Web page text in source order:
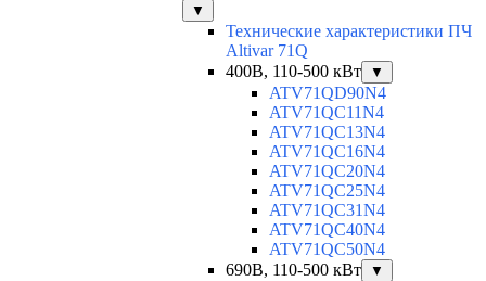
▼
Технические характеристики ПЧ
Altivar 71Q
400В, 110-500 кВт
▼
ATV71QD90N4
ATV71QC11N4
ATV71QC13N4
ATV71QC16N4
ATV71QC20N4
ATV71QC25N4
ATV71QC31N4
ATV71QC40N4
ATV71QC50N4
690В, 110-500 кВт
▼